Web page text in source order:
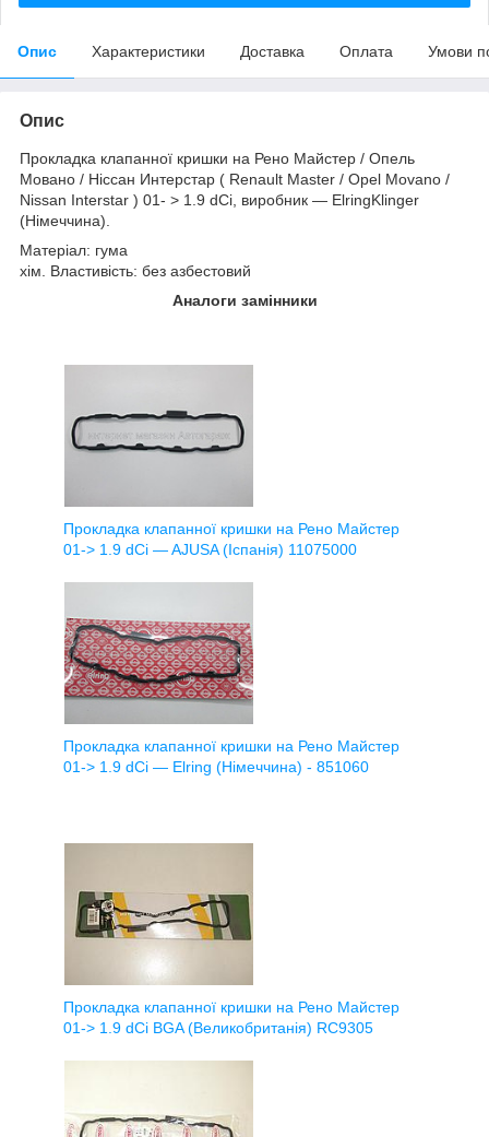
Опис Характеристики Доставка Оплата Умови
Опис
Прокладка клапанної кришки на Рено Майстер / Опель
Мовано / Ніссан Интерстар ( Renault Master / Opel Movano /
Nissan Interstar ) 01- > 1.9 dCi, виробник — ElringKlinger
(Німеччина).
Матеріал: гума
хім. Властивість: без азбестовий
Аналоги замінники
Прокладка клапанної кришки на Рено Майстер
01-> 1.9 dCi — AJUSA (Іспанія) 11075000
Прокладка клапанної кришки на Рено Майстер
01-> 1.9 dCi — Elring (Німеччина) - 851060
Прокладка клапанної кришки на Рено Майстер
01-> 1.9 dCi BGA (Великобританія) RC9305